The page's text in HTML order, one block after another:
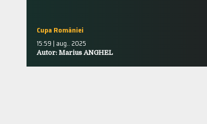
Cupa României
15:59 | aug.. 2025
Autor: Marius ANGHEL